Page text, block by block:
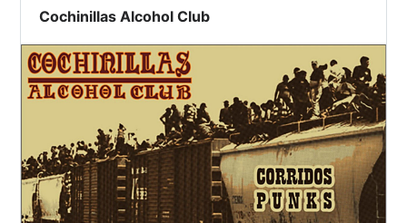
アーティスト:
Janowski,Franco
Capuana,Bernadette
Peters,Broadway Cast,Vladimir
Ashkenazy
出版社/メーカー:Angel Records
発売日:2003/08/19
メディア:CD
クリック: 33回
この商品を含むブログ (3件) を見る
Cochinillas Alcohol Club